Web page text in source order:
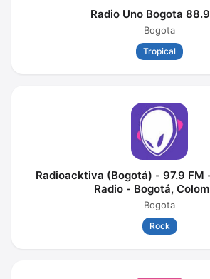
Radio Uno Bogota
Bogota
Tropical
Radioacktiva (Bogotá) - 97.9 FM
Radio - Bogotá,
Bogota
Rock